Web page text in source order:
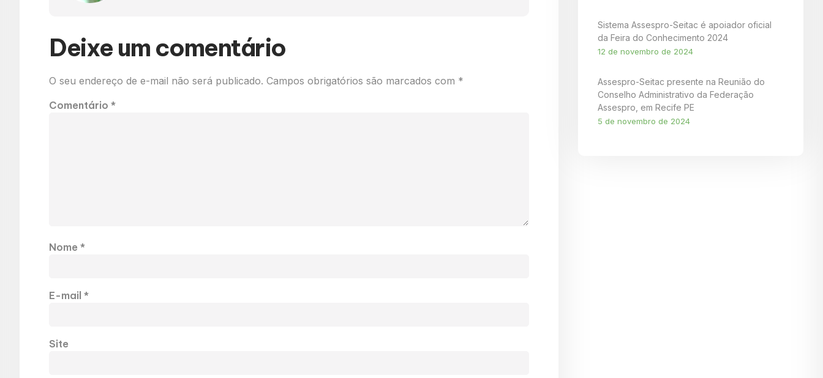
Deixe um comentário
O seu endereço de e-mail não será publicado. Campos obrigatórios são marcados com *
Comentário *
Nome *
E-mail *
Site
Sistema Assespro-Seitac é apoiador oficial
da Feira do Conhecimento 2024
12 de novembro de 2024
Assespro-Seitac presente na Reunião do
Conselho Administrativo da Federação
Assespro, em Recife PE
5 de novembro de 2024